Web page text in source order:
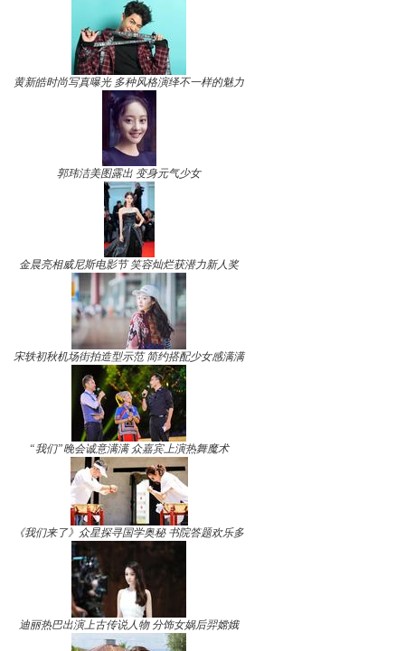
黄新皓时尚写真曝光 多种风格演绎不一样的魅力
郭玮洁美图露出 变身元气少女
金晨亮相威尼斯电影节 笑容灿烂获潜力新人奖
宋轶初秋机场街拍造型示范 简约搭配少女感满满
“我们”晚会诚意满满 众嘉宾上演热舞魔术
《我们来了》众星探寻国学奥秘 书院答题欢乐多
迪丽热巴出演上古传说人物 分饰女娲后羿嫦娥